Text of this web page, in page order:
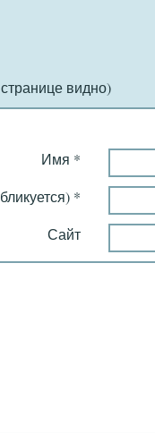
видно)
Имя *
*
Сайт